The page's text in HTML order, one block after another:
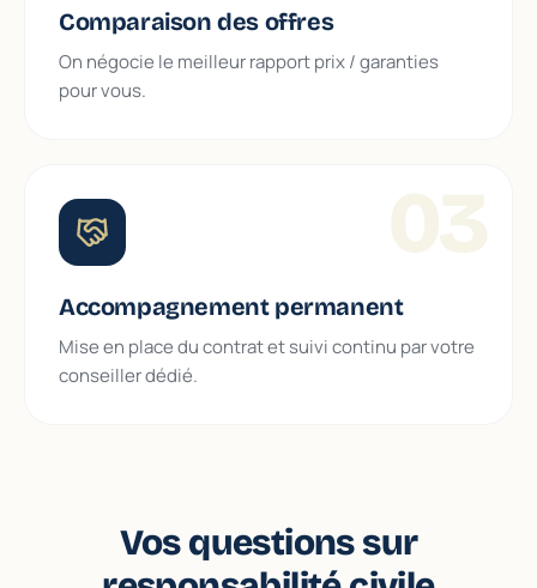
Comparaison des offres
On négocie le meilleur rapport prix / garanties
pour vous.
03
Accompagnement permanent
Mise en place du contrat et suivi continu par votre
conseiller dédié.
Vos questions sur